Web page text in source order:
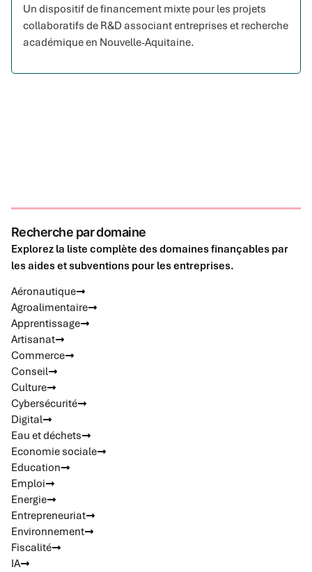
Un dispositif de financement mixte pour les projets
collaboratifs de R&D associant entreprises et recherche
académique en Nouvelle-Aquitaine.
Recherche par domaine
Explorez la liste complète des domaines finançables par
les aides et subventions pour les entreprises.
Aéronautique
Agroalimentaire
Apprentissage
Artisanat
Commerce
Conseil
Culture
Cybersécurité
Digital
Eau et déchets
Economie sociale
Education
Emploi
Energie
Entrepreneuriat
Environnement
Fiscalité
IA